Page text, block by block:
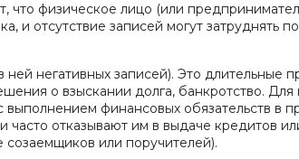
что физическое лицо (или
и отсутствие записей могут
негативных записей). Это длительные
о взыскании долга, банкротство.
финансовых обязательств в
часто отказывают им в выдаче кредитов
или поручителей).